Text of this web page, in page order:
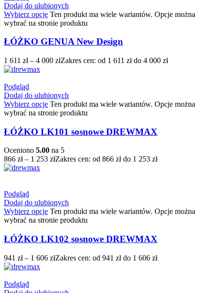
Dodaj do ulubionych
Wybierz opcje Ten produkt ma wiele wariantów. Opcje można
wybrać na stronie produktu
ŁÓŻKO GENUA New Design
1 611 zł – 4 000 złZakres cen: od 1 611 zł do 4 000 zł
Podgląd
Dodaj do ulubionych
Wybierz opcje Ten produkt ma wiele wariantów. Opcje można
wybrać na stronie produktu
ŁÓŻKO LK101 sosnowe DREWMAX
Oceniono 5.00 na 5
866 zł – 1 253 złZakres cen: od 866 zł do 1 253 zł
Podgląd
Dodaj do ulubionych
Wybierz opcje Ten produkt ma wiele wariantów. Opcje można
wybrać na stronie produktu
ŁÓŻKO LK102 sosnowe DREWMAX
941 zł – 1 606 złZakres cen: od 941 zł do 1 606 zł
Podgląd